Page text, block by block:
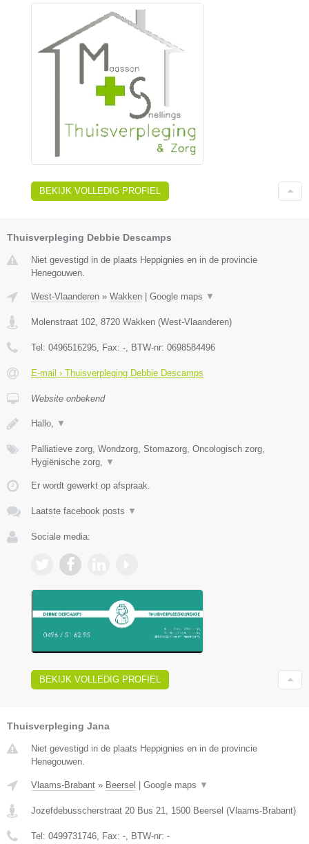
BEKIJK VOLLEDIG PROFIEL
Thuisverpleging Debbie Descamps
Niet gevestigd in de plaats Heppignies en in de provincie
Henegouwen.
West-Vlaanderen » Wakken Google maps ▼
Molenstraat 102, 8720 Wakken (West-Vlaanderen)
Tel: 0496516295, Fax: -, BTW-nr: 0698584496
E-mail › Thuisverpleging Debbie Descamps
Website onbekend
Hallo, ▼
Palliatieve zorg, Wondzorg, Stomazorg, Oncologisch zorg,
Hygiënische zorg, ▼
Er wordt gewerkt op afspraak.
Laatste facebook posts ▼
Sociale media:
BEKIJK VOLLEDIG PROFIEL
Thuisverpleging Jana
Niet gevestigd in de plaats Heppignies en in de provincie
Henegouwen.
Vlaams-Brabant » Beersel Google maps ▼
Jozefdebusscherstraat 20 Bus 21, 1500 Beersel (Vlaams-Brabant)
Tel: 0499731746, Fax: -, BTW-nr: -